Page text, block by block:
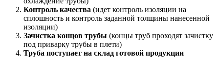
Контроль качества (идет контроль изоляции на
сплошность и контроль заданной толщины нанесенной
изоляции)
Зачистка концов трубы (концы труб проходят зачистку
под приварку трубы в плети)
Труба поступает на склад готовой продукции